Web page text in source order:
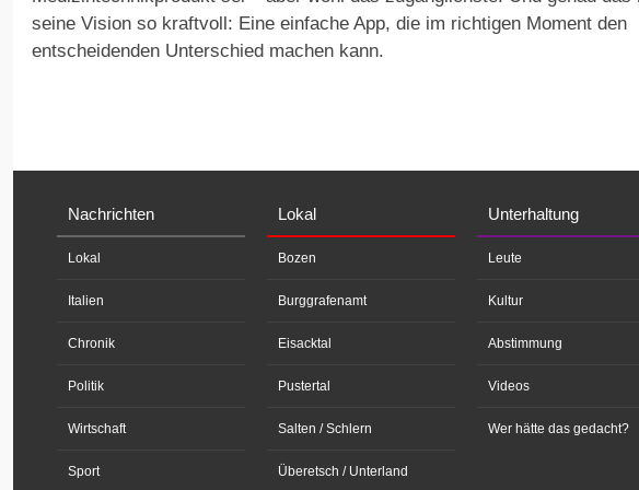
seine Vision so kraftvoll: Eine einfache App, die im richtigen Moment den
entscheidenden Unterschied machen kann.
Nachrichten
Lokal
Italien
Chronik
Politik
Wirtschaft
Sport
Lokal
Bozen
Burggrafenamt
Eisacktal
Pustertal
Salten / Schlern
Überetsch / Unterland
Unterhaltung
Leute
Kultur
Abstimmung
Videos
Wer hätte das gedacht?